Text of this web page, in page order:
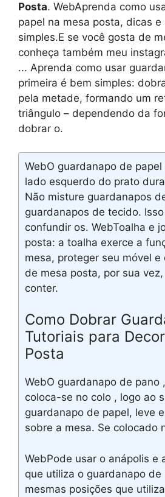
Posta. WebAprenda como
papel na mesa posta, dicas
simples.E se você gosta de
conheça também meu
... Aprenda como usar
primeira é bem simples:
pela metade, formando um
triângulo – dependendo da
dobrar o.
WebO guardanapo de
lado esquerdo do prato
Não misture guardanapos
guardanapos de tecido.
confundir os. WebToalha e
posta: a toalha exerce a
mesa, proteger seu móvel e
de mesa posta, por sua
conter.
Como Dobrar
Tutoriais para
Posta
WebO guardanapo de pano
coloca-se no colo , logo ao
guardanapo de papel, leve
sobre a mesa. Se colocado
WebPode usar o anápolis e
que utiliza o guardanapo de
mesmas posições que